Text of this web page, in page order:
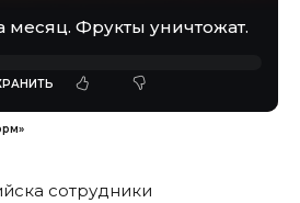
месяц. Фрукты уничтожат.
сотрудники